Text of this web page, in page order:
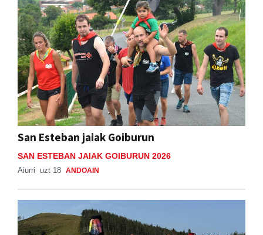
San Esteban jaiak Goiburun
SAN ESTEBAN JAIAK GOIBURUN 2026
Aiurri uzt 18 ANDOAIN